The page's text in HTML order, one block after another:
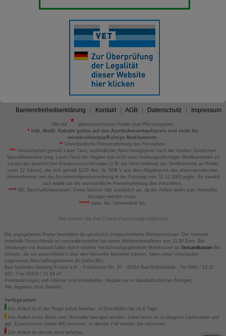
Barrierefreiheitserklärung Kontakt AGB Datenschutz Impressum
Alle mit
gekennzeichneten Felder sind Pflichtangaben.
*inkl. MwSt. Rabatte gelten auf den Apothekenverkaufspreis und nicht für
verschreibungspflichtige Medikamente.
** Unverbindliche Preisempfehlung des Herstellers.
*** Verkaufspreis gemäß Lauer-Taxe; verbindlicher Abrechnungspreis nach der Großen Deutschen
Spezialitätentaxe (sog. Lauer-Taxe) bei Abgabe von nicht verschreibungspflichtigen Medikamenten zu
Lasten der gesetzlichen Krankenversicherungen (z.B. bei Verschreibung des Medikaments an Kinder
unter 12 Jahren), die sich gemäß §129 Abs. 5a SGB V aus dem Abgabepreis des pharmazeutischen
Unternehmens und der Arzneimittelpreisverordnung in der Fassung zum 31.12.2003 ergibt. Es handelt
sich nicht um die unverbindliche Preisempfehlung des Herstellers.
****BK: Beschaffungskosten. Diese Summe fällt zusätzlich an, da der Artikel direkt vom Hersteller
bezogen werden muss.
*****verw. bis: Verwendbar bis.
Hier können Sie Ihre Cookie-Zustimmung widerrufen
Die angegebenen Preise beinhalten die gesetzlich vorgeschriebene Mehrwertsteuer. Der Versand
innerhalb Deutschlands ist versandkostenfrei bei einem Mindestbestellwert von 13,99 Euro. Bei
Sendungen ins Ausland fallen durch erhöhte Versicherungsgebühren Mehrkosten an VersandkostenBei
Artikeln, die wir ausschließlich über den Hersteller beziehen können, fallen unter Umständen
sogenannte Beschaffungskosten an (siehe BK).
Bad Apotheke Henning Fichter e.K. - Frankfurter Str. 27 - 49214 Bad Rothenfelde - Tel 0800 / 10 11
422 - Fax 05424 / 21 64 47
Preisänderungen und Irrtümer sind vorbehalten. Abgabe nur in haushaltsüblichen Mengen.
Alle Angaben ohne Gewähr.
Verfügbarkeit:
Der Artikel ist in der Regel sofort lieferbar, in Einzelfällen bis zu 6 Tage.
Der Artikel muss direkt vom Hersteller bezogen werden. Daher kann es zu längeren Lieferzeiten und
ggf. Zusatzkosten (siehe BK) kommen. In diesem Fall werden Sie informiert.
Der Artikel ist derzeit nicht lieferbar.